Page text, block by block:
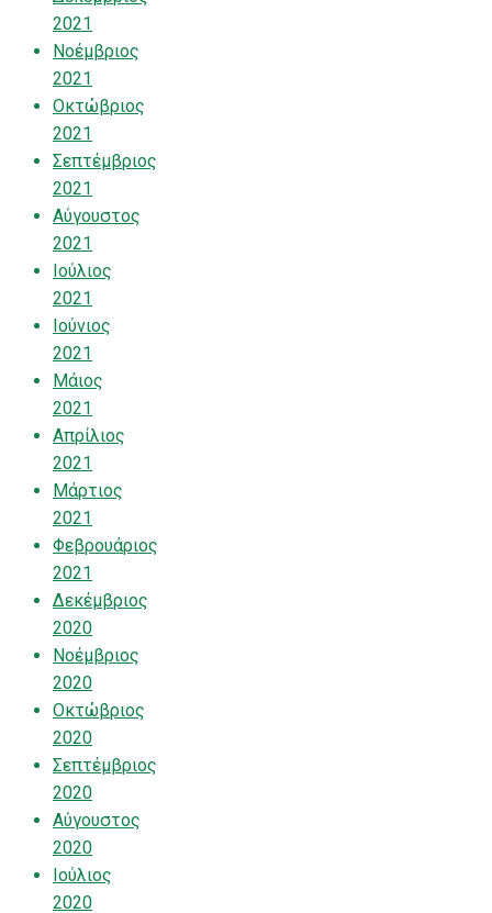
2021
Νοέμβριος
2021
Οκτώβριος
2021
Σεπτέμβριος
2021
Αύγουστος
2021
Ιούλιος
2021
Ιούνιος
2021
Μάιος
2021
Απρίλιος
2021
Μάρτιος
2021
Φεβρουάριος
2021
Δεκέμβριος
2020
Νοέμβριος
2020
Οκτώβριος
2020
Σεπτέμβριος
2020
Αύγουστος
2020
Ιούλιος
2020